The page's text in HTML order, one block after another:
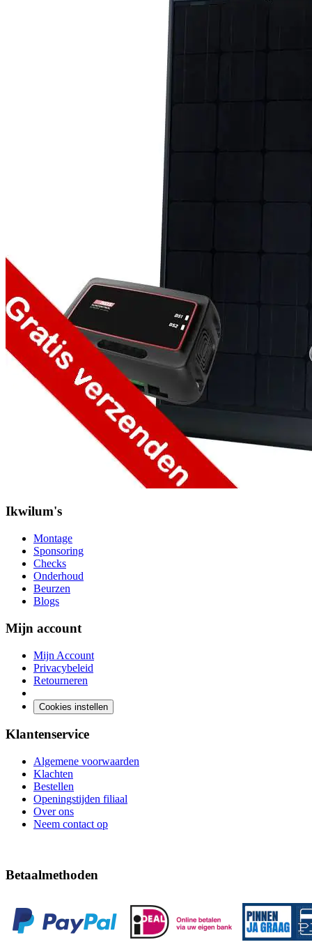
Ikwilum's
Montage
Sponsoring
Checks
Onderhoud
Beurzen
Blogs
Mijn account
Mijn Account
Privacybeleid
Retourneren
Cookies instellen
Klantenservice
Algemene voorwaarden
Klachten
Bestellen
Openingstijden filiaal
Over ons
Neem contact op
Betaalmethoden